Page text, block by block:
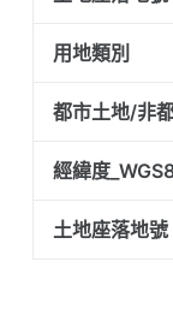
用地類別
都市土地/非
經緯度
土地座落地號